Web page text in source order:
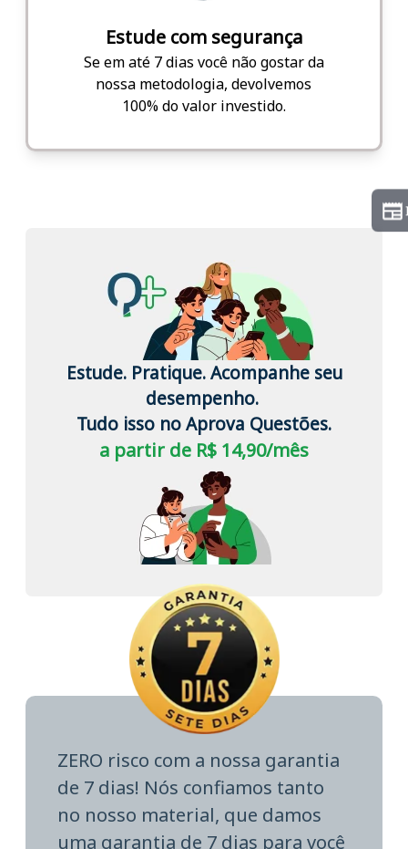
Estude com segurança
Se em até 7 dias você não gostar da
nossa metodologia, devolvemos
100% do valor investido.
Estude. Pratique. Acompanhe seu
desempenho.
Tudo isso no Aprova Questões.
a partir de R$ 14,90/mês
ZERO risco com a nossa garantia
de 7 dias! Nós confiamos tanto
no nosso material, que damos
uma garantia de 7 dias para você